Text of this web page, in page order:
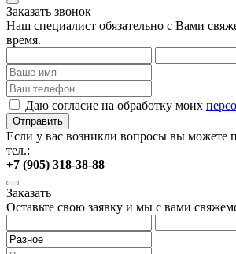
Заказать звонок
Наш специалист обязательно с Вами
время.
Даю согласие на обработку моих
Отправить
Если у вас возникли вопросы вы можете
тел.:
+7 (905) 318-38-88
Заказать
Оставьте свою заявку и мы с вами